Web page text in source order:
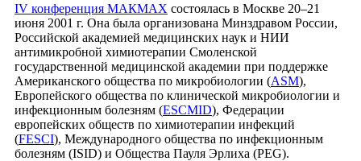
IV конференция МАКМАХ состоялась в Москве 20–21
июня 2001 г. Она была организована Минздравом России,
Российской академией медицинских наук и НИИ
антимикробной химиотерапии Смоленской
государственной медицинской академии при поддержке
Американского общества по микробиологии (ASM),
Европейского общества по клинической микробиологии и
инфекционным болезням (ESCMID), Федерации
европейских обществ по химиотерапии инфекций
(FESCI), Международного общества по инфекционным
болезням (ISID) и Общества Пауля Эрлиха (PEG).